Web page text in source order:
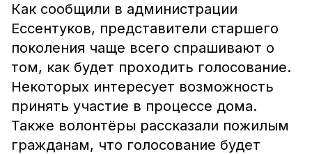
Как сообщили в администрации
Ессентуков, представители старшего
поколения чаще всего спрашивают о
том, как будет проходить голосование.
Некоторых интересует возможность
принять участие в процессе дома.
Также волонтёры рассказали пожилым
гражданам, что голосование будет